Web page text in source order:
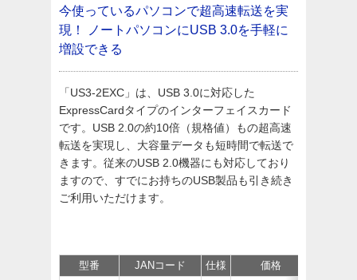
今使っているパソコンで超高速転送を実
現！
ノートパソコンにUSB 3.0を手軽に
増設できる
「US3-2EXC」は、USB 3.0に対応した
ExpressCardタイプのインターフェイスカード
です。USB 2.0の約10倍（規格値）もの超高速
転送を実現し、大容量データも短時間で転送で
きます。従来のUSB 2.0機器にも対応しており
ますので、すでにお持ちのUSB製品も引き続き
ご利用いただけます。
型番 JANコード 仕様 価格